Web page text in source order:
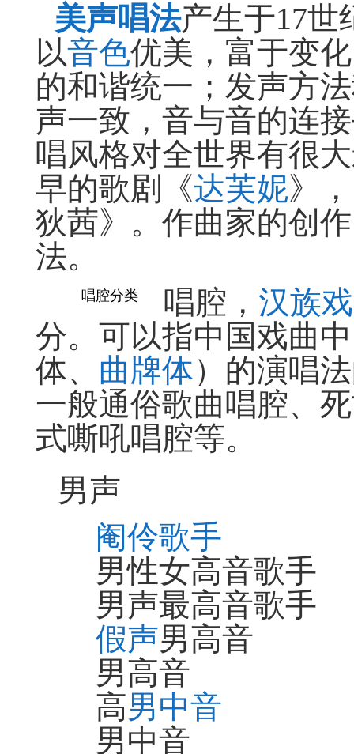
美声唱法产生于17世
以音色优美，富于变
的和谐统一；发声方
声一致，音与音的连
唱风格对全世界有很
早的歌剧《达芙妮》
狄茜》。作曲家的创
法。
唱腔分类 唱腔， 汉族
分。可以指中国戏曲
体、 曲牌体）的演唱
一般通俗歌曲唱腔、
式嘶吼唱腔等。
男声
阉伶歌手
男性女高音歌手
男声最高音歌手
假声男高音
男高音
高男中音
男中音